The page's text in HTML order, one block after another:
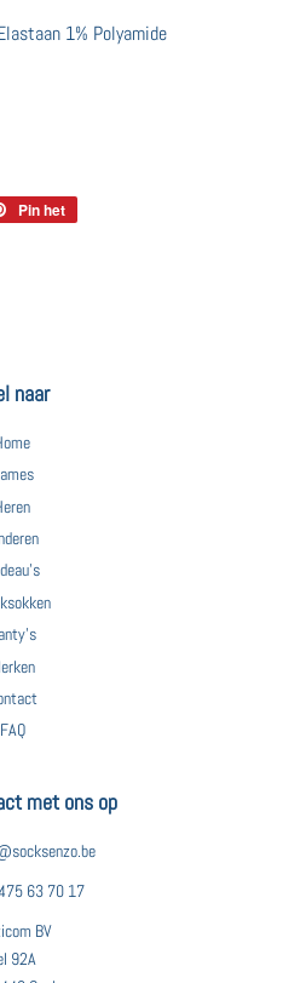
1% Polyamide
Pin het
naar
FAQ
met ons op
63 70 17
BV
92A